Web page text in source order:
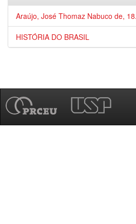
Araújo, José Thomaz Nabuco de,
HISTÓRIA DO BRASIL